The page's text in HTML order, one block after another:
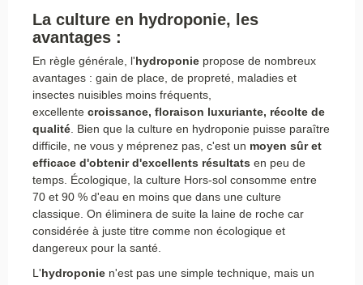
La culture en hydroponie, les
avantages :
En règle générale, l'hydroponie propose de nombreux
avantages : gain de place, de propreté, maladies et
insectes nuisibles moins fréquents,
excellente croissance, floraison luxuriante, récolte de
qualité . Bien que la culture en hydroponie puisse paraître
difficile, ne vous y méprenez pas, c'est un moyen sûr et
efficace d'obtenir d'excellents résultats en peu de
temps. Écologique, la culture Hors-sol consomme entre
70 et 90 % d'eau en moins que dans une culture
classique. On éliminera de suite la laine de roche car
considérée à juste titre comme non écologique et
dangereux pour la santé.
L'hydroponie n'est pas une simple technique, mais un